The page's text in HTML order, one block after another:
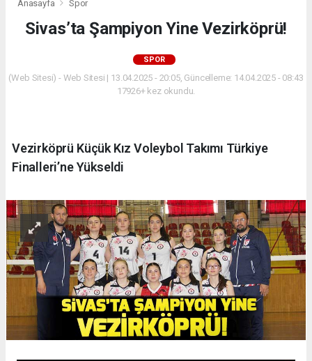
Anasayfa Spor
Sivas’ta Şampiyon Yine Vezirköprü!
SPOR
(Web Sitesi) - Web Sitesi | 13.04.2025 - 20:05, Güncelleme: 14.04.2025 - 08:43
17926+ kez okundu.
Vezirköprü Küçük Kız Voleybol Takımı Türkiye
Finalleri’ne Yükseldi